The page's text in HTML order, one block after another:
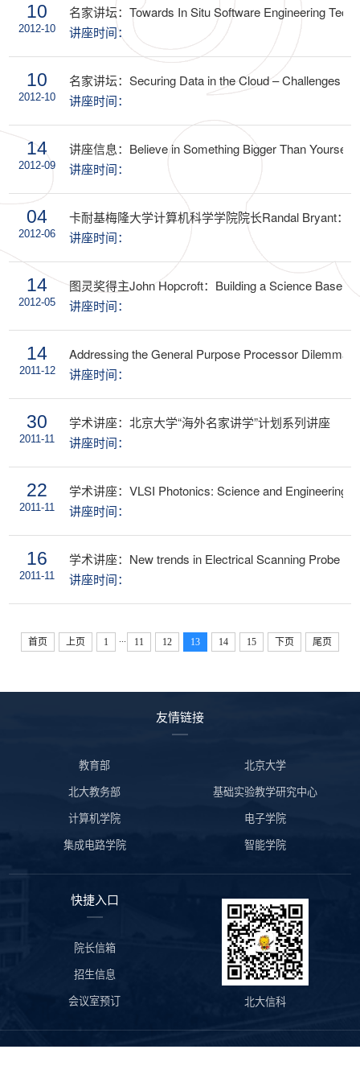
10
2012-10
名家讲坛：Towards In Situ Software Engineering
讲座时间：
10
2012-10
名家讲坛：Securing Data in the Cloud – Challenges
讲座时间：
14
2012-09
讲座信息：Believe in Something Bigger Than Yourself
讲座时间：
04
2012-06
卡耐基梅隆大学计算机科学学院院长Randal Bryant：
讲座时间：
14
2012-05
图灵奖得主John Hopcroft：Building a Science Base
讲座时间：
14
2011-12
Addressing the General Purpose Processor Dilemma
讲座时间：
30
2011-11
学术讲座：北京大学“海外名家讲学”计划系列讲座
讲座时间：
22
2011-11
学术讲座：VLSI Photonics: Science and Engineering
讲座时间：
16
2011-11
学术讲座：New trends in Electrical Scanning Probe
讲座时间：
首页 上页 1 ... 11 12 13 14 15 下页 尾页
友情链接
教育部
北京大学
北大教务部
基础实验教学研究中心
计算机学院
电子学院
集成电路学院
智能学院
北大信科
快捷入口
院长信箱
招生信息
会议室预订